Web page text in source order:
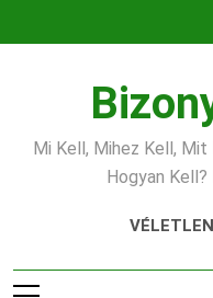
Mi Kell, Mihez Kell,
Hogyan Kell?